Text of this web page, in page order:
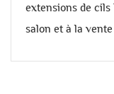
extensions de cils
salon et à la